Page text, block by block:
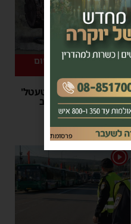
המיזם שהפך לשיחת היום
במשך 15 שעות: אלפי
בחורים גדשו את 'השטעטל'
ונהנו מרצף חוויות סביב
השעון
יוסי יחזקאלי |
06:59
1
פרסומת